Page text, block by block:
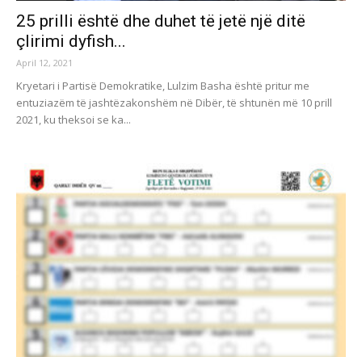
25 prilli është dhe duhet të jetë një ditë
çlirimi dyfish...
April 12, 2021
Kryetari i Partisë Demokratike, Lulzim Basha është pritur me
entuziazëm të jashtëzakonshëm në Dibër, të shtunën më 10 prill
2021, ku theksoi se ka...